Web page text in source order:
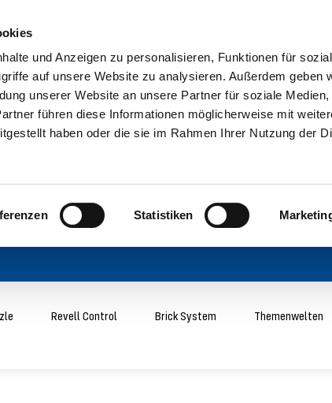
und Anzeigen zu personalisieren, Funktionen für
auf unsere Website zu analysieren. Außerdem geben
unserer Website an unsere Partner für soziale Medien,
führen diese Informationen möglicherweise mit
haben oder die sie im Rahmen Ihrer Nutzung der
Statistiken
Revell Control Brick System
Themenwelten